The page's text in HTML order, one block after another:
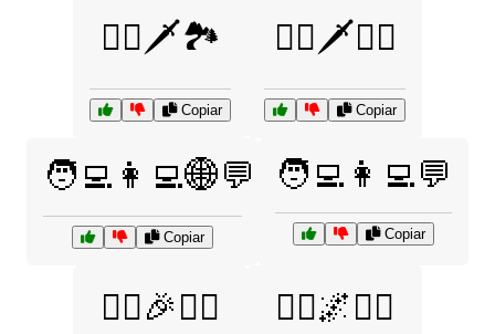
🦹‍♂️🗡️🏞️
Copiar
🦹‍♂️🗡️🧙‍♀️
Copiar
🧑‍💻👩‍💻🌐💬
Copiar
🧑‍💻👩‍💻💬
Copiar
🧙‍♀️🎉🧚‍♀️ 🧙‍♂️🌌🧝‍♀️